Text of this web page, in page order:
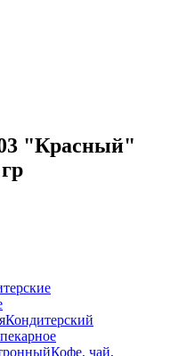
"Красный"
Кондитерский
Кофе, чай,